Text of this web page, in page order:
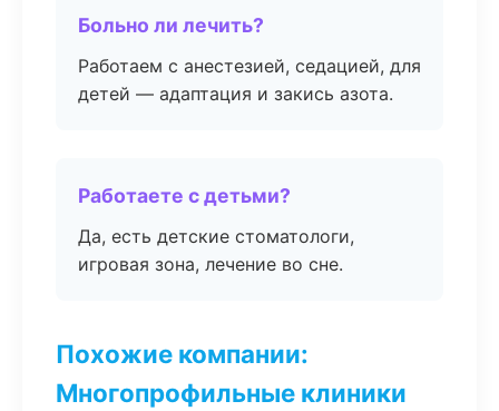
Больно ли лечить?
Работаем с анестезией, седацией, для
детей — адаптация и закись азота.
Работаете с детьми?
Да, есть детские стоматологи,
игровая зона, лечение во сне.
Похожие компании:
Многопрофильные клиники